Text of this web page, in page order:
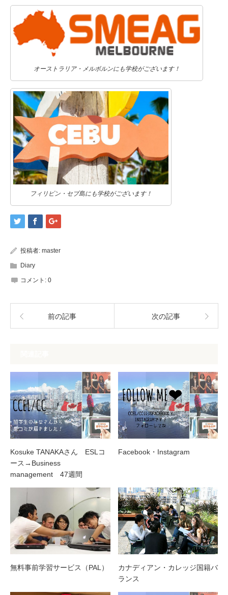
オーストラリア・メルボルンにも学校がございます！
フィリピン・セブ島にも学校がございます！
投稿者: master
Diary
コメント: 0
前の記事 次の記事
Kosuke TANAKAさん ESLコ
ース→Business
management 47週間
Facebook・Instagram
無料事前学習サービス（PAL）
カナディアン・カレッジ国籍バ
ランス